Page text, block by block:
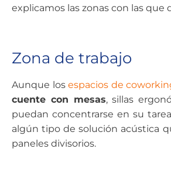
explicamos las zonas con las
Zona de trabajo
Aunque losespacios de
cuente con mesas, sillas
puedan concentrarse en su
algún tipo de solución acústica
paneles divisorios.